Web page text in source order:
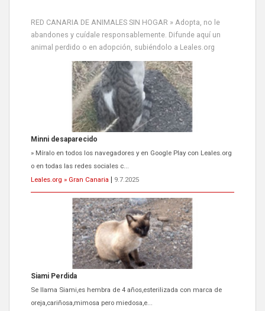
RED CANARIA DE ANIMALES SIN HOGAR » Adopta, no le
abandones y cuídale responsablemente. Difunde aquí un
animal perdido o en adopción, subiéndolo a Leales.org
Siami Perdida
Se llama Siami,es hembra de 4 años,esterilizada con marca de
oreja,cariñosa,mimosa pero miedosa,e...
Leales.org » Gran Canaria
9.7.2025
ADOPCIÓN URGENTE GATA TEROR GRAN CANARIA
El ayuntamiento se va a llevar a Los Gatos callejeros de la zona los
próximos días, ella incluida...